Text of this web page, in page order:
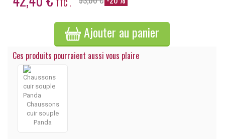
TTC .
Ajouter au panier
Ces produits pourraient aussi vous plaire
Chaussons
cuir souple
Panda